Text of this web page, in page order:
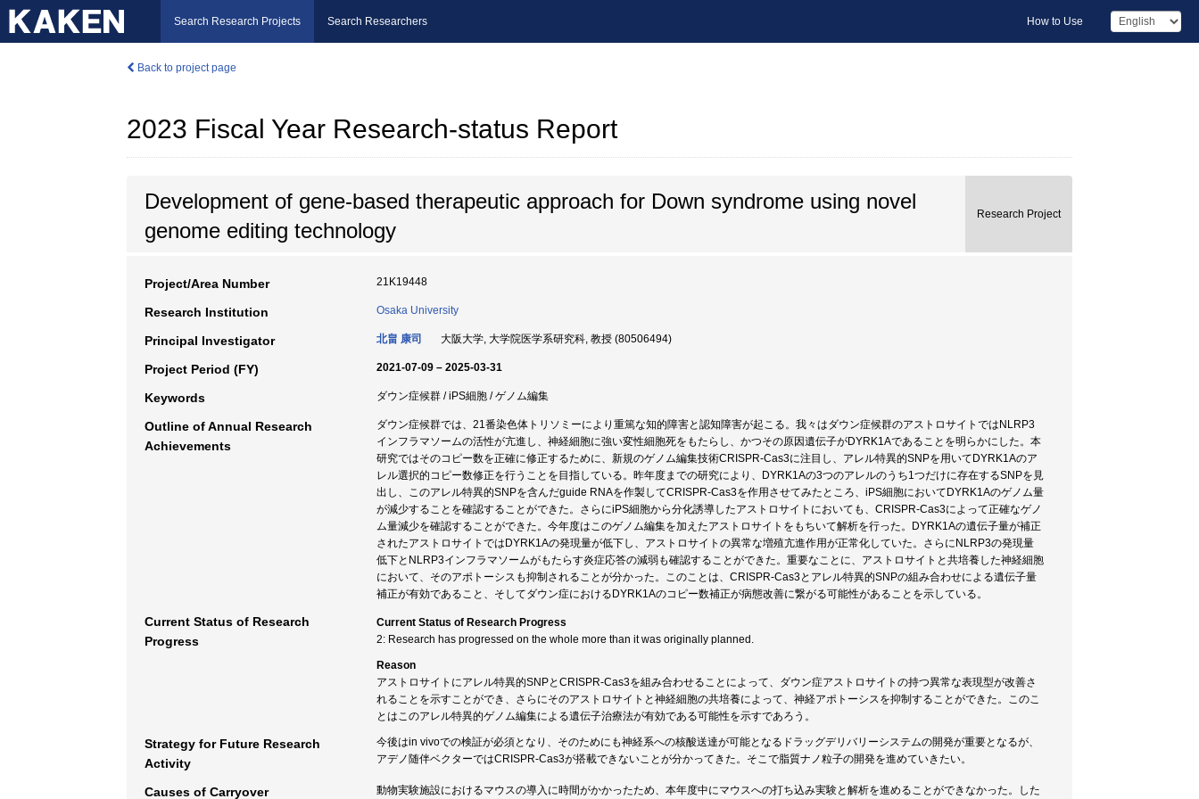
Search Research Projects Search Researchers How to Use
Back to project page
2023 Fiscal Year Research-status Report
Development of gene-based therapeutic approach for Down syndrome using novel
genome editing technology
Research Project
Project/Area Number 21K19448
Research Institution Osaka University
Principal Investigator 北畠 康司 大阪大学, 大学院医学系研究科, 教授 (80506494)
Project Period (FY) 2021-07-09 – 2025-03-31
Keywords ダウン症候群 / iPS細胞 / ゲノム編集
Outline of Annual Research
Achievements
ダウン症候群では、21番染色体トリソミーにより重篤な知的障害と認知障害が起こる。我々はダウン症候群のアストロサイトではNLRP3
インフラマソームの活性が亢進し、神経細胞に強い変性細胞死をもたらし、かつその原因遺伝子がDYRK1Aであることを明らかにした。本
研究ではそのコピー数を正確に修正するために、新規のゲノム編集技術CRISPR-Cas3に注目し、アレル特異的SNPを用いてDYRK1Aのア
レル選択的コピー数修正を行うことを目指している。昨年度までの研究により、DYRK1Aの3つのアレルのうち1つだけに存在するSNPを見
出し、このアレル特異的SNPを含んだguide RNAを作製してCRISPR-Cas3を作用させてみたところ、iPS細胞においてDYRK1Aのゲノム量
が減少することを確認することができた。さらにiPS細胞から分化誘導したアストロサイトにおいても、CRISPR-Cas3によって正確なゲノ
ム量減少を確認することができた。今年度はこのゲノム編集を加えたアストロサイトをもちいて解析を行った。DYRK1Aの遺伝子量が補正
されたアストロサイトではDYRK1Aの発現量が低下し、アストロサイトの異常な増殖亢進作用が正常化していた。さらにNLRP3の発現量
低下とNLRP3インフラマソームがもたらす炎症応答の減弱も確認することができた。重要なことに、アストロサイトと共培養した神経細胞
において、そのアポトーシスも抑制されることが分かった。このことは、CRISPR-Cas3とアレル特異的SNPの組み合わせによる遺伝子量
補正が有効であること、そしてダウン症におけるDYRK1Aのコピー数補正が病態改善に繋がる可能性があることを示している。
Current Status of Research
Progress
Current Status of Research Progress
2: Research has progressed on the whole more than it was originally planned.
Reason
アストロサイトにアレル特異的SNPとCRISPR-Cas3を組み合わせることによって、ダウン症アストロサイトの持つ異常な表現型が改善さ
れることを示すことができ、さらにそのアストロサイトと神経細胞の共培養によって、神経アポトーシスを抑制することができた。このこ
とはこのアレル特異的ゲノム編集による遺伝子治療法が有効である可能性を示すであろう。
Strategy for Future Research
Activity
今後はin vivoでの検証が必須となり、そのためにも神経系への核酸送達が可能となるドラッグデリバリーシステムの開発が重要となるが、
アデノ随伴ベクターではCRISPR-Cas3が搭載できないことが分かってきた。そこで脂質ナノ粒子の開発を進めていきたい。
Causes of Carryover 動物実験施設におけるマウスの導入に時間がかかったため、本年度中にマウスへの打ち込み実験と解析を進めることができなかった。した